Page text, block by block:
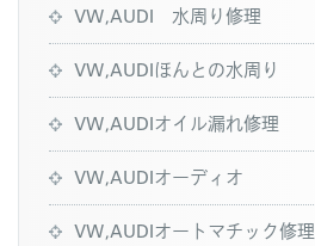
VW,AUDI 水周り修理
VW,AUDIほんとの水周り
VW,AUDIオイル漏れ修理
VW,AUDIオーディオ
VW,AUDIオートマチック修理